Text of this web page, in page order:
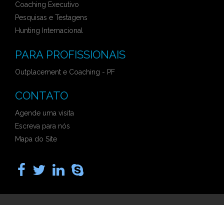
Coaching Executivo
Pesquisas e Testagens
Hunting Internacional
PARA PROFISSIONAIS
Outplacement e Coaching - PF
CONTATO
Agende uma visita
Escreva para nós
Mapa do Site